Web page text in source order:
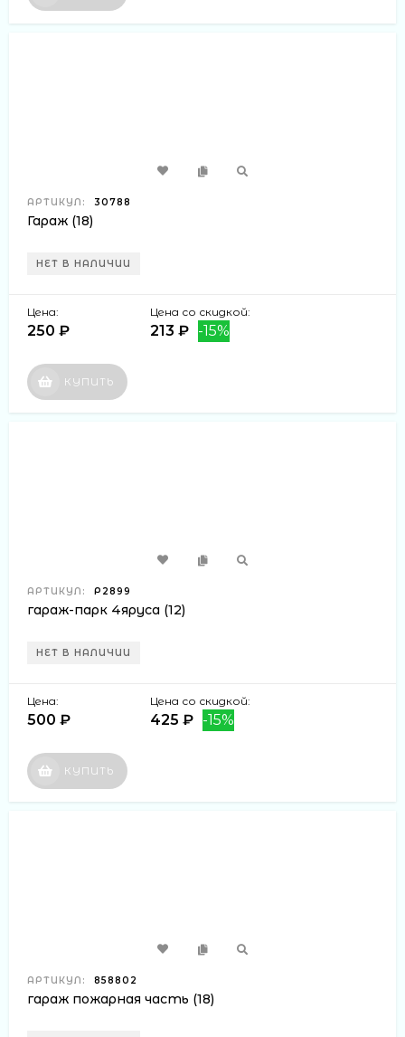
АРТИКУЛ: 30788
Гараж (18)
НЕТ В НАЛИЧИИ
Цена:
250 ₽
Цена со скидкой:
213 ₽ -15%
КУПИТЬ
АРТИКУЛ: Р2899
гараж-парк 4яруса (12)
НЕТ В НАЛИЧИИ
Цена:
500 ₽
Цена со скидкой:
425 ₽ -15%
КУПИТЬ
АРТИКУЛ: 858802
гараж пожарная часть (18)